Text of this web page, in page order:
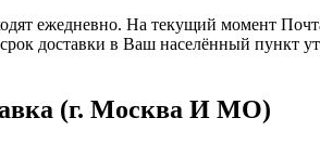
ежедневно. На текущий момент
доставки в Ваш населённый пункт
(г. Москва И МО)